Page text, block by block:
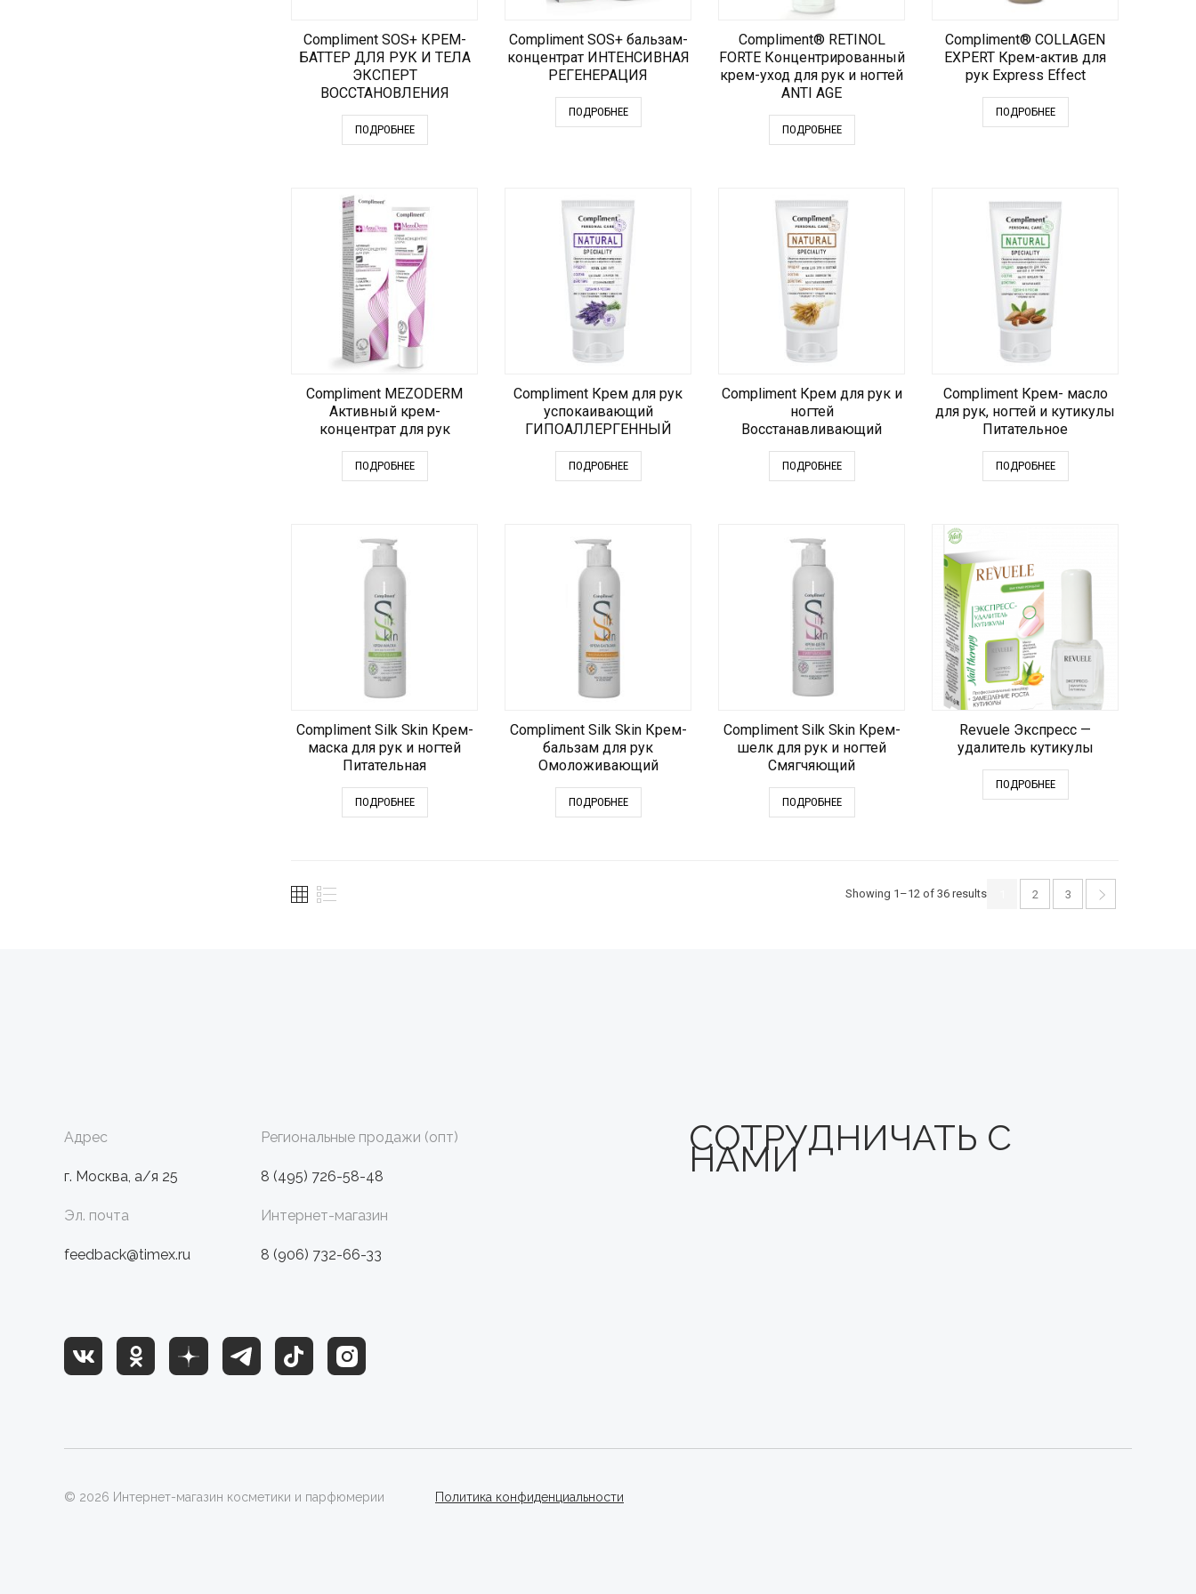
Compliment SOS+ КРЕМ-
БАТТЕР ДЛЯ РУК И ТЕЛА
ЭКСПЕРТ
ВОССТАНОВЛЕНИЯ
ПОДРОБНЕЕ
Compliment SOS+ бальзам-
концентрат ИНТЕНСИВНАЯ
РЕГЕНЕРАЦИЯ
ПОДРОБНЕЕ
Compliment® RETINOL
FORTE Концентрированный
крем-уход для рук и ногтей
ANTI AGE
ПОДРОБНЕЕ
Compliment® COLLAGEN
EXPERT Крем-актив для
рук Express Effect
ПОДРОБНЕЕ
Compliment MEZODERM
Активный крем-
концентрат для рук
ПОДРОБНЕЕ
Compliment Крем для рук
успокаивающий
ГИПОАЛЛЕРГЕННЫЙ
ПОДРОБНЕЕ
Compliment Крем для рук и
ногтей
Восстанавливающий
ПОДРОБНЕЕ
Compliment Крем- масло
для рук, ногтей и кутикулы
Питательное
ПОДРОБНЕЕ
Compliment Silk Skin Крем-
маска для рук и ногтей
Питательная
ПОДРОБНЕЕ
Compliment Silk Skin Крем-
бальзам для рук
Омоложивающий
ПОДРОБНЕЕ
Compliment Silk Skin Крем-
шелк для рук и ногтей
Смягчяющий
ПОДРОБНЕЕ
Revuele Экспресс —
удалитель кутикулы
ПОДРОБНЕЕ
2 3
Showing 1–12 of 36 results
Адрес
г. Москва, а/я 25
Эл. почта
feedback@timex.ru
Региональные продажи (опт)
8 (495) 726-58-48
Интернет-магазин
8 (906) 732-66-33
СОТРУДНИЧАТЬ С
НАМИ
© 2026 Интернет-магазин косметики и парфюмерии Политика конфиденциальности